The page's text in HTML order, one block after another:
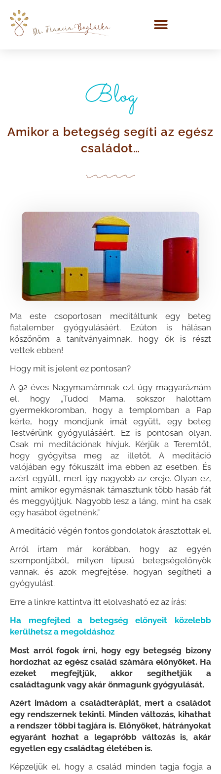
Blog
Amikor a betegség segíti az egész
családot…
Ma este csoportosan meditáltunk egy beteg
fiatalember gyógyulásáért. Ezúton is hálásan
köszönöm a tanítványaimnak, hogy ők is részt
vettek ebben!
Hogy mit is jelent ez pontosan?
A 92 éves Nagymamámnak ezt úgy magyaráznám
el, hogy „Tudod Mama, sokszor halottam
gyermekkoromban, hogy a templomban a Pap
kérte, hogy mondjunk imát együtt, egy beteg
Testvérünk gyógyulásáért. Ez is pontosan olyan.
Csak mi meditációnak hívjuk. Kérjük a Teremtőt,
hogy gyógyítsa meg az illetőt. A meditáció
valójában egy fókuszált ima ebben az esetben. És
azért együtt, mert így nagyobb az ereje. Olyan ez,
mint amikor egymásnak támasztunk több hasáb fát
és meggyújtjuk. Nagyobb lesz a láng, mint ha csak
egy hasábot égetnénk.”
A meditáció végén fontos gondolatok árasztottak el.
Arról írtam már korábban, hogy az egyén
szempontjából, milyen típusú betegségelőnyök
vannak, és azok megfejtése, hogyan segítheti a
gyógyulást.
Erre a linkre kattintva itt elolvasható ez az írás:
Ha megfejted a betegség előnyeit közelebb
kerülhetsz a megoldáshoz
Most arról fogok írni, hogy egy betegség bizony
hordozhat az egész család számára előnyöket. Ha
ezeket megfejtjük, akkor segíthetjük a
családtagunk vagy akár önmagunk gyógyulását.
Azért imádom a családterápiát, mert a családot
egy rendszernek tekinti. Minden változás, kihathat
a rendszer többi tagjára is. Előnyöket, hátrányokat
egyaránt hozhat a legapróbb változás is, akár
egyetlen egy családtag életében is.
Képzeljük el, hogy a család minden tagja fogja a